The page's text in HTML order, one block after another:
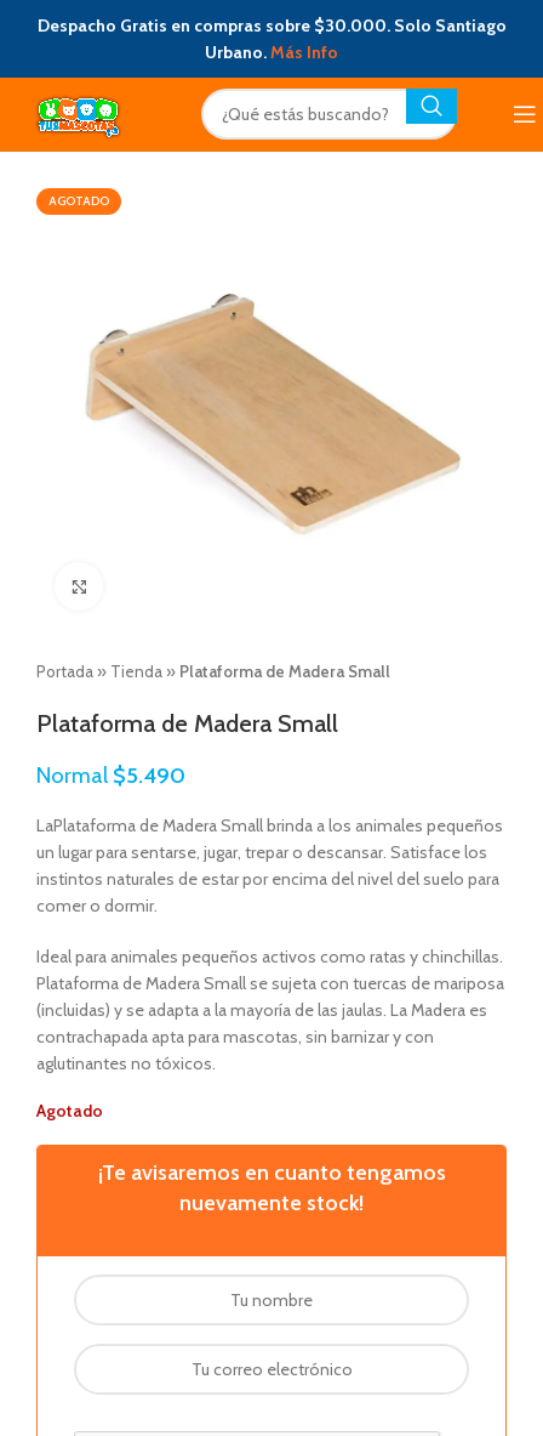
Despacho Gratis en compras sobre $30.000. Solo Santiago
Urbano.Más Info
AGOTADO
Portada » Tienda » Plataforma de Madera Small
Plataforma de Madera Small
Normal $5.490
LaPlataforma de Madera Small brinda a los animales pequeños
un lugar para sentarse, jugar, trepar o descansar. Satisface los
instintos naturales de estar por encima del nivel del suelo para
comer o dormir.
Ideal para animales pequeños activos como ratas y chinchillas.
Plataforma de Madera Small se sujeta con tuercas de mariposa
(incluidas) y se adapta a la mayoría de las jaulas. La Madera es
contrachapada apta para mascotas, sin barnizar y con
aglutinantes no tóxicos.
Agotado
¡Te avisaremos en cuanto tengamos
nuevamente stock!